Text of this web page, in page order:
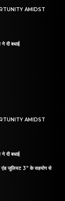
AMIDST
ने दी बधाई
AMIDST
ने दी बधाई
एंड जूलियट 3” के सहयोग से